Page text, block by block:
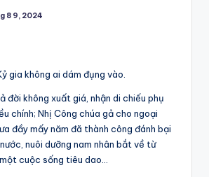
8 9, 2024
gia không ai dám đụng vào.
đời không xuất giá, nhận di chiếu phụ
chính; Nhị Công chúa gả cho ngoại
đầy mấy năm đã thành công đánh bại
nuôi dưỡng nam nhân bắt về từ
cuộc sống tiêu dao…